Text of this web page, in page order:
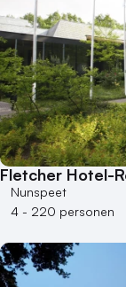
Fletcher Hotel-
Nunspeet
4 - 220 personen